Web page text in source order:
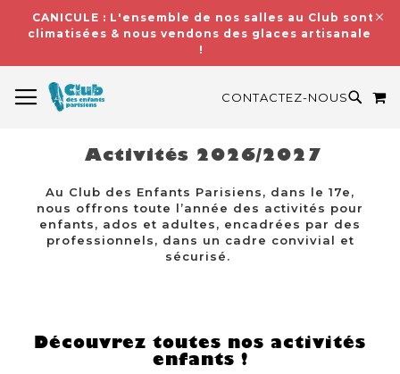
CANICULE : L'ensemble de nos salles au Club sont
climatisées & nous vendons des glaces artisanales
!
CONTACTEZ-NOUS
Activités 2026/2027
Au Club des Enfants Parisiens, dans le 17e,
nous offrons toute l’année des activités pour
enfants, ados et adultes, encadrées par des
professionnels, dans un cadre convivial et
sécurisé.
Découvrez toutes nos activités
enfants !